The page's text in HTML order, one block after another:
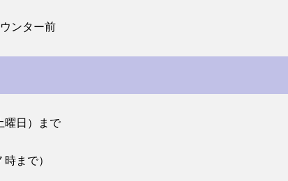
ンター前
曜日）まで
まで）